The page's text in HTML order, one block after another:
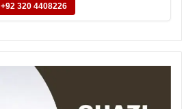
+92 320 4408226